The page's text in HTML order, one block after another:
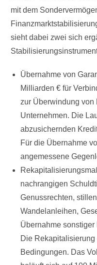
mit dem
sieht dabei zwei sich
Übernahme von
Milliarden € für
zur Überwindung
Unternehmen. Die
abzusichernden
Für die Übernahme
angemessene
nachrangigen
Genussrechten,
Wandelanleihen,
Übernahme
Die
Bedingungen. Das